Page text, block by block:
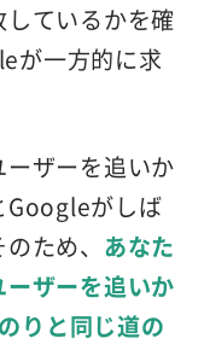
ているかを確
が一方的に求
ザーを追いか
Googleがしば
ため、 あなた
ザーを追いか
りと同じ道の